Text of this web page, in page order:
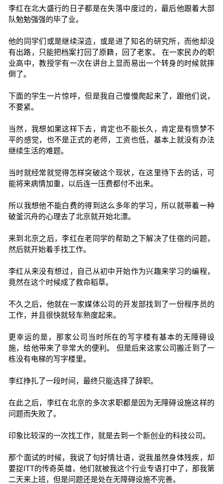
李红在北大盛行的日子都是在失落中度过的，最后他跟着大部
队勉勉强强的毕了业。
他的同学们或是继续深造，或是进了知名的研究所，而他却没
有出路，只能把档案打回了原籍，回了老家。 在一家民办的职
业高中，教授学有一次在讲台上显而易出一个转身的时候就摔
倒了。
下面的学生一片惊呼，但是我自己慢慢爬起来了，跟他们说，
不要紧。
当然，我想如果这样下去，肯定也不能长久，肯定是有愤梦不
平的感觉，也不是正式的老师，工资也低，基本上就没有办法
继续生活的难题。
当时就经常就觉得怎样突破这个现状，在这里待下去的话，可
能将来病情加重，以后连一压费都付不出来。
所以我想他不能白费的得到这么多年的学习，所以就带着一种
破釜沉舟的心理去了北京就开始北漂。
来到北京之后，李红在老同学的帮助之下解决了住宿的问题，
然后就开始着手找工作。
李红从来没有想过，自己从初中开始作为兴趣来学习的编程，
竟然在这个时候成了救命稻草。
不久之后，他就在一家媒体公司的开发部找到了一份程序员的
工作，并且很快就轻车熟度起来。
更幸运的是，那家公司当时所在的写字楼有基本的无障碍设
施，给他带来了非常大的便利。 但是后来这家公司搬迁到了一
栋没有电梯的写字楼里。
李红挣扎了一段时间，最终只能选择了辞职。
在此之后，李红在北京的多次求职都是因为无障碍设施这样的
问题而失败了。
印象比较深的一次找工作，就是去到一个新创业的科技公司。
那个面试的时候，我说了句好情壮语，说我虽然身体残疾，却
要捉ITT的传奇英雄，他们就被我这个行业专语打中了，那我第
二天来上班，但是问题还是处在无障碍设施不完善。